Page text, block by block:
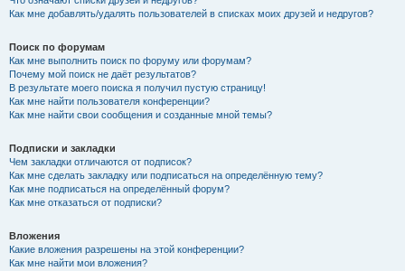
Как мне добавлять/удалять пользователей в списках моих друзей и недругов?
Поиск по форумам
Как мне выполнить поиск по форуму или форумам?
Почему мой поиск не даёт результатов?
В результате моего поиска я получил пустую страницу!
Как мне найти пользователя конференции?
Как мне найти свои сообщения и созданные мной темы?
Подписки и закладки
Чем закладки отличаются от подписок?
Как мне сделать закладку или подписаться на определённую тему?
Как мне подписаться на определённый форум?
Как мне отказаться от подписки?
Вложения
Какие вложения разрешены на этой конференции?
Как мне найти мои вложения?